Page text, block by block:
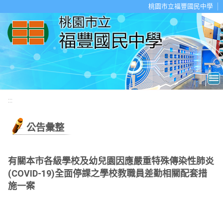
桃園市立福豐國民中學
:::
公告彙整
有關本市各級學校及幼兒園因應嚴重特殊傳染性肺炎
(COVID-19)全面停課之學校教職員差勤相關配套措
施一案